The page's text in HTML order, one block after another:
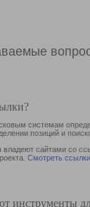
системам
позиций и
сайтами со
Смотреть
инструменты